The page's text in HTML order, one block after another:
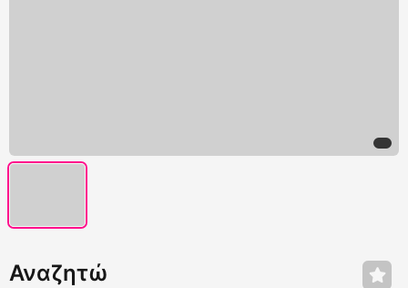
Αναζητώ